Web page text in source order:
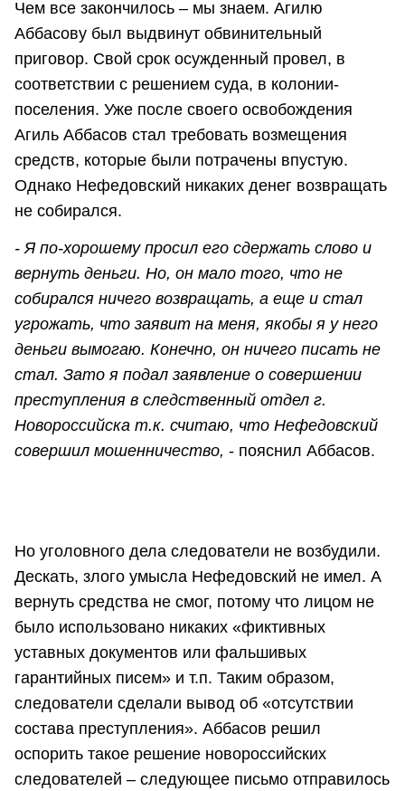
Чем все закончилось – мы знаем. Агилю
Аббасову был выдвинут обвинительный
приговор. Свой срок осужденный провел, в
соответствии с решением суда, в колонии-
поселения. Уже после своего освобождения
Агиль Аббасов стал требовать возмещения
средств, которые были потрачены впустую.
Однако Нефедовский никаких денег возвращать
не собирался.
- Я по-хорошему просил его сдержать слово и
вернуть деньги. Но, он мало того, что не
собирался ничего возвращать, а еще и стал
угрожать, что заявит на меня, якобы я у него
деньги вымогаю. Конечно, он ничего писать не
стал. Зато я подал заявление о совершении
преступления в следственный отдел г.
Новороссийска т.к. считаю, что Нефедовский
совершил мошенничество, - пояснил Аббасов.
Но уголовного дела следователи не возбудили.
Дескать, злого умысла Нефедовский не имел. А
вернуть средства не смог, потому что лицом не
было использовано никаких «фиктивных
уставных документов или фальшивых
гарантийных писем» и т.п. Таким образом,
следователи сделали вывод об «отсутствии
состава преступления». Аббасов решил
оспорить такое решение новороссийских
следователей – следующее письмо отправилось